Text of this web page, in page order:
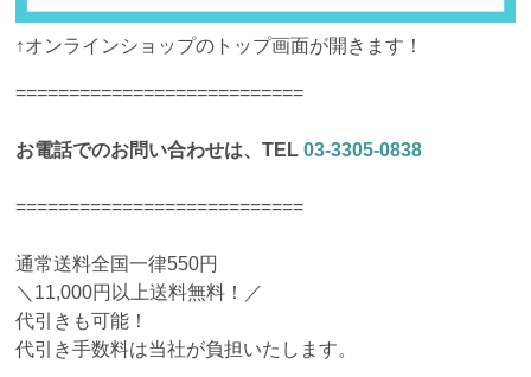
↑オンラインショップのトップ画面が開きます！
===========================
お電話でのお問い合わせは、TEL03-3305-0838
===========================
通常送料全国一律550円
＼11,000円以上送料無料！／
代引きも可能！
代引き手数料は当社が負担いたします。